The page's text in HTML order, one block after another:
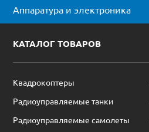
Аппаратура и электроника
КАТАЛОГ ТОВАРОВ
Квадрокоптеры
Радиоуправляемые танки
Радиоуправляемые самолеты